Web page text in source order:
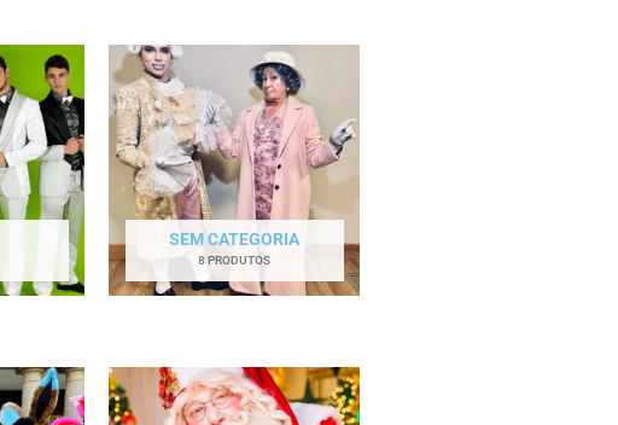
SEM CATEGORIA
8 PRODUTOS